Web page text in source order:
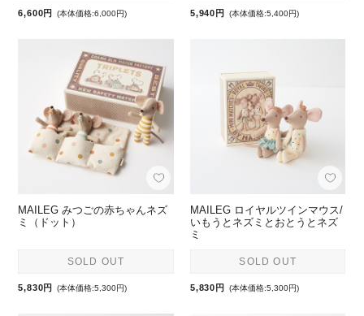
6,600円 (本体価格:6,000円) 5,940円 (本体価格:5,400円)
MAILEG みつごの赤ちゃんネズ
ミ（ドット）
SOLD OUT
5,830円 (本体価格:5,300円)
MAILEG ロイヤルツインマウス/
いもうとネズミとおとうとネズ
ミ
SOLD OUT
5,830円 (本体価格:5,300円)